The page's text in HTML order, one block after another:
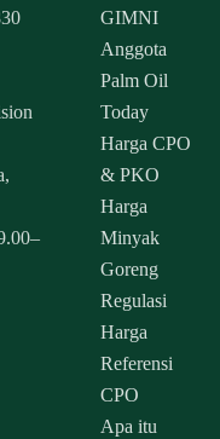
GIMNI
Anggota
Palm Oil
Today
Harga CPO
& PKO
Harga
Minyak
Goreng
Regulasi
Harga
Referensi
CPO
Apa itu